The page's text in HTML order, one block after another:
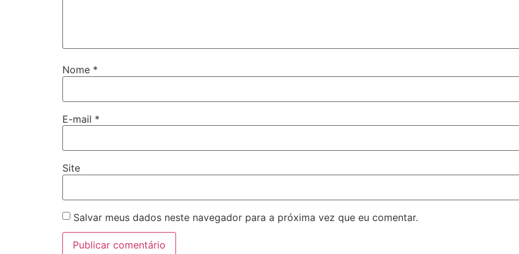
Nome *
E-mail *
Site
Salvar meus dados neste navegador para a próxima vez que eu comentar.